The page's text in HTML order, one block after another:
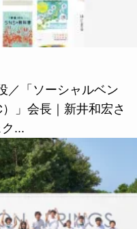
／「ソーシャルベン
」会長｜新井和宏さ
...